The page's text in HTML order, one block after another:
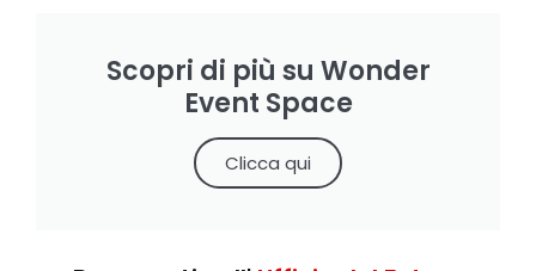
Scopri di più su Wonder
Event Space
Clicca qui